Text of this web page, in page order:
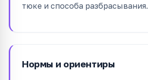
тюке и способа разбрасывания.
Нормы и ориентиры